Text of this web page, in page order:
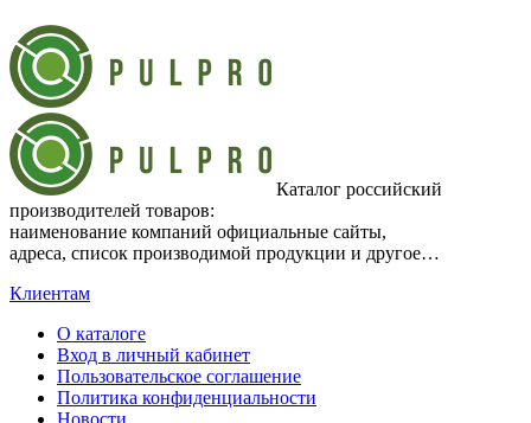
Каталог российский
производителей товаров:
наименование компаний официальные сайты,
адреса, список производимой продукции и другое…
Клиентам
О каталоге
Вход в личный кабинет
Пользовательское соглашение
Политика конфиденциальности